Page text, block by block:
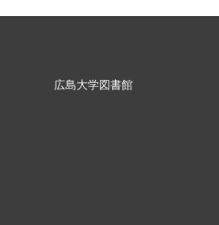
広島大学図書館